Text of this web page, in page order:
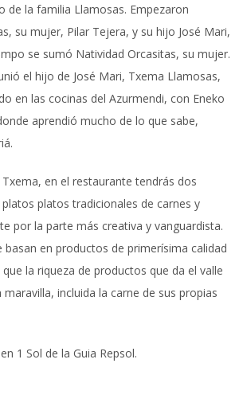
de la familia Llamosas. Empezaron
su mujer, Pilar Tejera, y su hijo José Mari,
se sumó Natividad Orcasitas, su mujer.
el hijo de José Mari, Txema Llamosas,
en las cocinas del Azurmendi, con Eneko
aprendió mucho de lo que sabe,
en el restaurante tendrás dos
platos tradicionales de carnes y
por la parte más creativa y vanguardista.
basan en productos de primerísima calidad
la riqueza de productos que da el valle
incluida la carne de sus propias
1 Sol de la Guia Repsol.